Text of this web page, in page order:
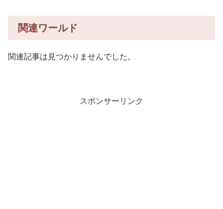
関連ワールド
関連記事は見つかりませんでした。
スポンサーリンク